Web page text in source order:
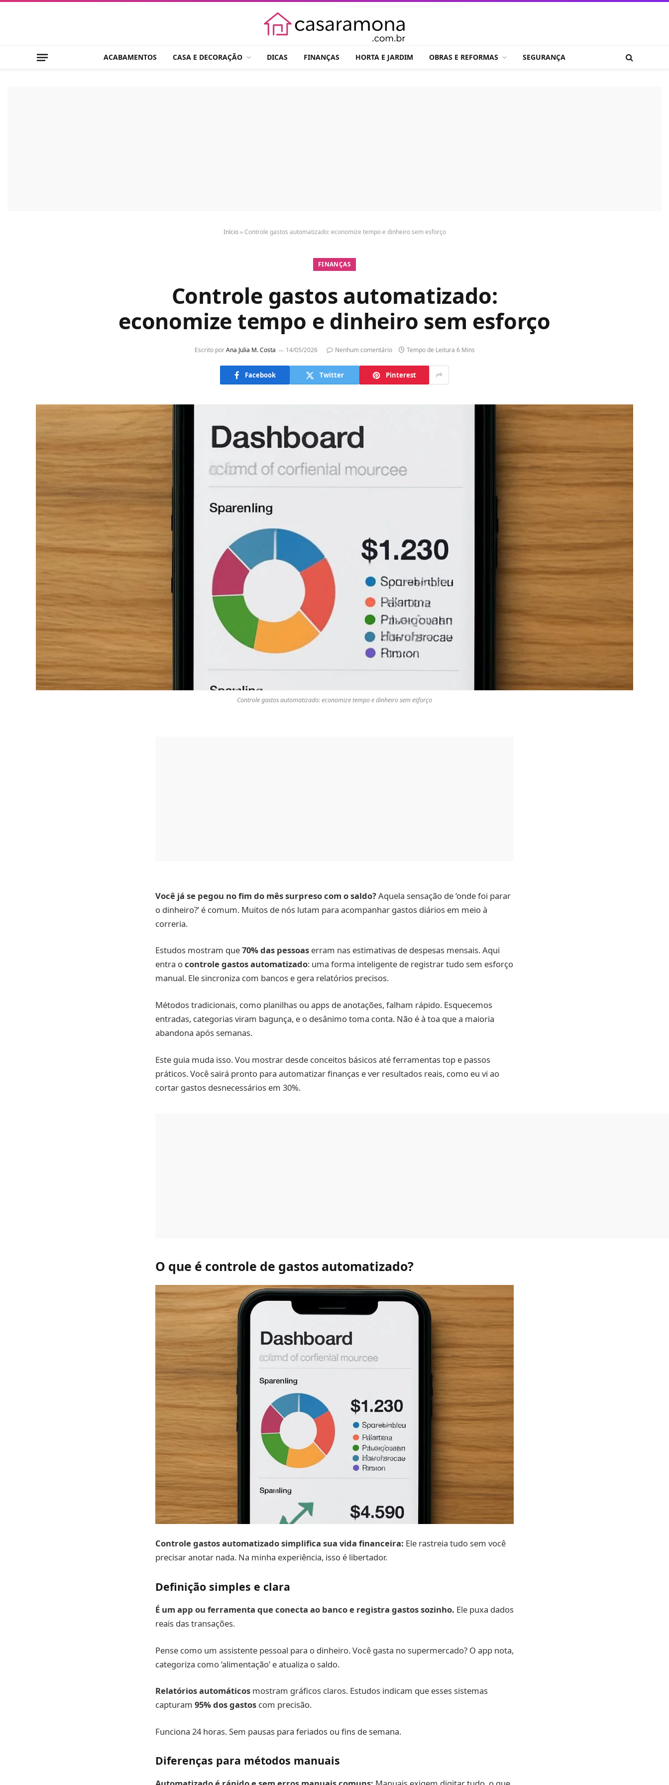
ACABAMENTOS CASA E DECORAÇÃO DICAS FINANÇAS HORTA E JARDIM OBRAS E REFORMAS SEGURANÇA
Início»Controle gastos automatizado: economize tempo e dinheiro sem esforço
FINANÇAS
Controle gastos automatizado:
economize tempo e dinheiro sem esforço
Escrito por Ana Julia M. Costa 14/05/2026 Nenhum comentário Tempo de Leitura 6 Mins
Facebook Twitter Pinterest
Controle gastos automatizado: economize tempo e dinheiro sem esforço
Você já se pegou no fim do mês surpreso com o saldo?Aquela sensação de ‘onde foi parar
o dinheiro?’ é comum. Muitos de nós lutam para acompanhar gastos diários em meio à
correria.
Estudos mostram que70% das pessoas erram nas estimativas de despesas mensais. Aqui
entra ocontrole gastos automatizado: uma forma inteligente de registrar tudo sem esforço
manual. Ele sincroniza com bancos e gera relatórios precisos.
Métodos tradicionais, como planilhas ou apps de anotações, falham rápido. Esquecemos
entradas, categorias viram bagunça, e o desânimo toma conta. Não é à toa que a maioria
abandona após semanas.
Este guia muda isso. Vou mostrar desde conceitos básicos até ferramentas top e passos
práticos. Você sairá pronto para automatizar finanças e ver resultados reais, como eu vi ao
cortar gastos desnecessários em 30%.
O que é controle de gastos automatizado?
Controle gastos automatizado simplifica sua vida financeira: Ele rastreia tudo sem você
precisar anotar nada. Na minha experiência, isso é libertador.
Definição simples e clara
É um app ou ferramenta que conecta ao banco e registra gastos sozinho. Ele puxa dados
reais das transações.
Pense como um assistente pessoal para o dinheiro. Você gasta no supermercado? O app nota,
categoriza como ‘alimentação’ e atualiza o saldo.
Relatórios automáticos mostram gráficos claros. Estudos indicam que esses sistemas
capturam 95% dos gastos com precisão.
Funciona 24 horas. Sem pausas para feriados ou fins de semana.
Diferenças para métodos manuais